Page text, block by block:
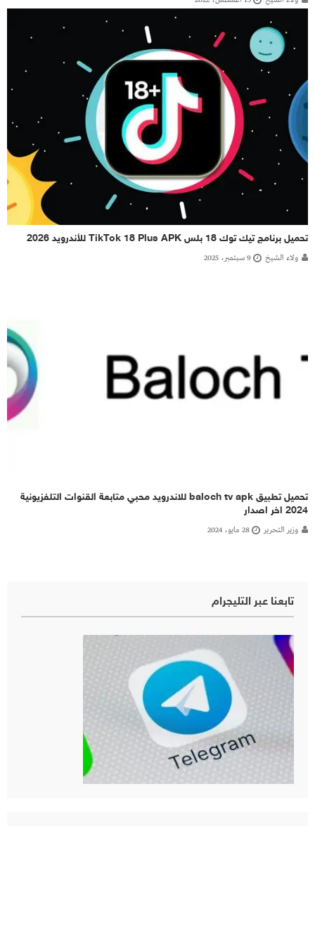
تحميل برنامج تيك توك 18 بلس TikTok 18 Plus APK للأندرويد 2026
ولاء الشيخ 9 سبتمبر، 2025
تحميل تطبيق baloch tv apk للاندرويد محبي متابعة القنوات التلفزيونية
2024 اخر اصدار
وزير التحرير 28 مايو، 2024
تابعنا عبر التليجرام